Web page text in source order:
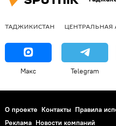
ТАДЖИКИСТАН ЦЕНТРАЛЬНАЯ
Макс Telegram
О проекте Контакты Правила
Реклама Новости компаний